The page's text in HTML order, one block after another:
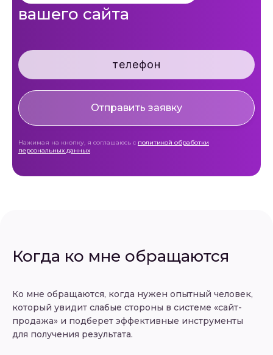
вашего сайта
Отправить заявку
Нажимая на кнопку, я соглашаюсь с политикой обработки
персональных данных
Когда ко мне обращаются
Ко мне обращаются, когда нужен опытный человек,
который увидит слабые стороны в системе «сайт-
продажа» и подберет эффективные инструменты
для получения результата.